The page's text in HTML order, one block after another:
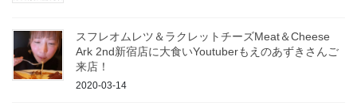
スフレオムレツ＆ラクレットチーズMeat＆Cheese
Ark 2nd新宿店に大食いYoutuberもえのあずきさんご
来店！
2020-03-14